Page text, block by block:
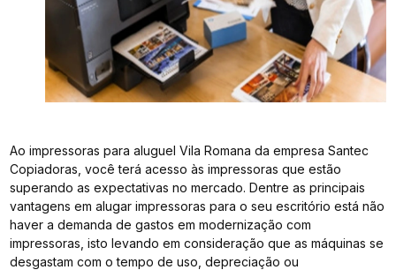
Ao impressoras para aluguel Vila Romana da empresa Santec
Copiadoras, você terá acesso às impressoras que estão
superando as expectativas no mercado. Dentre as principais
vantagens em alugar impressoras para o seu escritório está não
haver a demanda de gastos em modernização com
impressoras, isto levando em consideração que as máquinas se
desgastam com o tempo de uso, depreciação ou